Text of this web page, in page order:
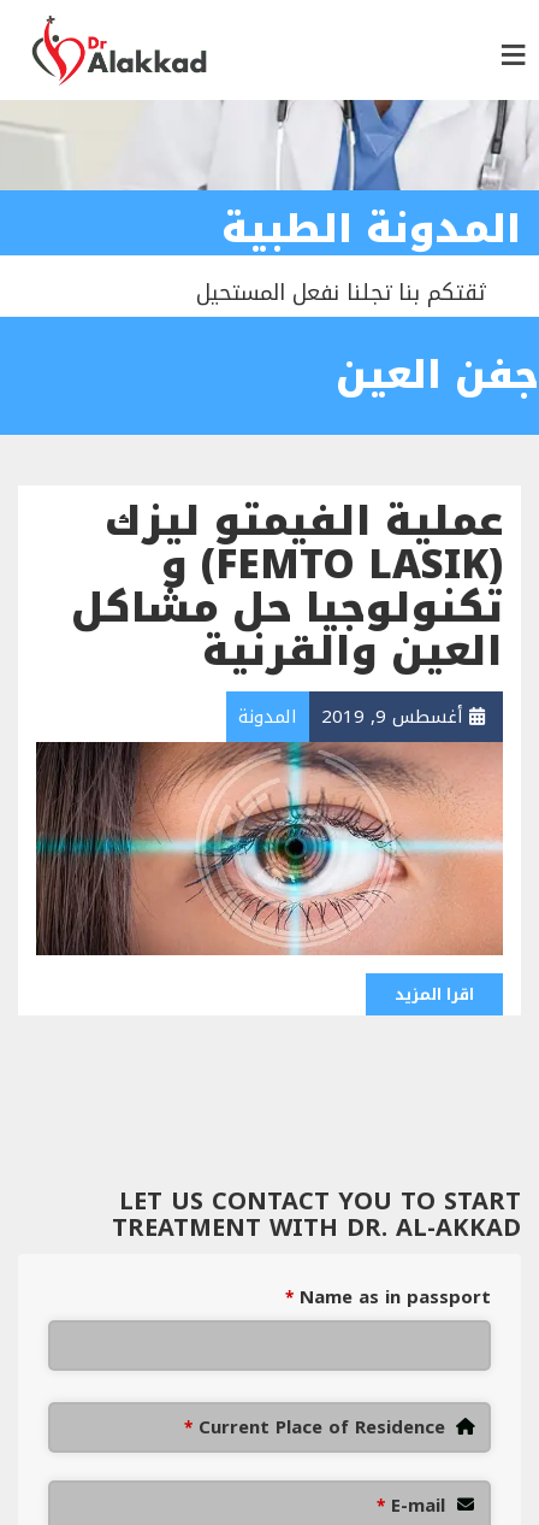
المدونة الطبية
ثقتكم بنا تجلنا نفعل المستحيل
جفن العين
عملية الفيمتو ليزك
(FEMTO LASIK) و
تكنولوجيا حل مشاكل
العين والقرنية
أغسطس 9, 2019 المدونة
اقرا المزيد
LET US CONTACT YOU TO START
TREATMENT WITH DR. AL-AKKAD
Name as in passport
*
Current Place of Residence
*
E-mail
*